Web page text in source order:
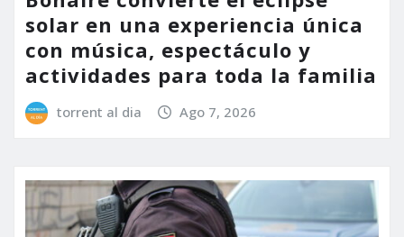
solar en una experiencia única
con música, espectáculo y
actividades para toda la familia
torrent al dia Ago 7, 2026